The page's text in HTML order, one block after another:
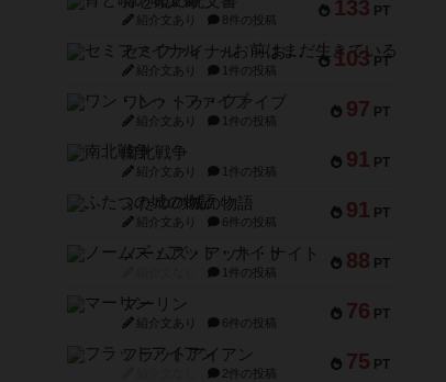
133 PT
紹介文あり 8件の投稿
103 PT
セミファイナル ～お前はまだ生きている～
紹介文あり 1件の投稿
97 PT
ワン・トゥ・ファイブ
紹介文あり 1件の投稿
91 PT
南北戦争
紹介文あり 1件の投稿
91 PT
ふたつの城の物語
紹介文あり 6件の投稿
88 PT
ノームズ・アット・ナイト
1件の投稿
76 PT
マーリン
紹介文あり 6件の投稿
75 PT
フラットアイアン
2件の投稿